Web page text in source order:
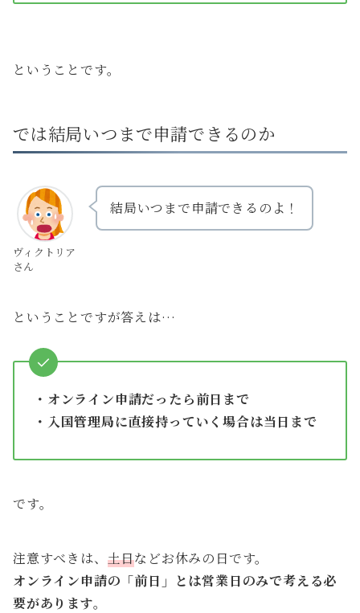
ということです。
では結局いつまで申請できるのか
ヴィクトリア
さん
結局いつまで申請できるのよ！
ということですが答えは…
・オンライン申請だったら前日まで
・入国管理局に直接持っていく場合は当日まで
です。
注意すべきは、 土日などお休みの日です。
オンライン申請の「前日」とは営業日のみで考える必
要があります。